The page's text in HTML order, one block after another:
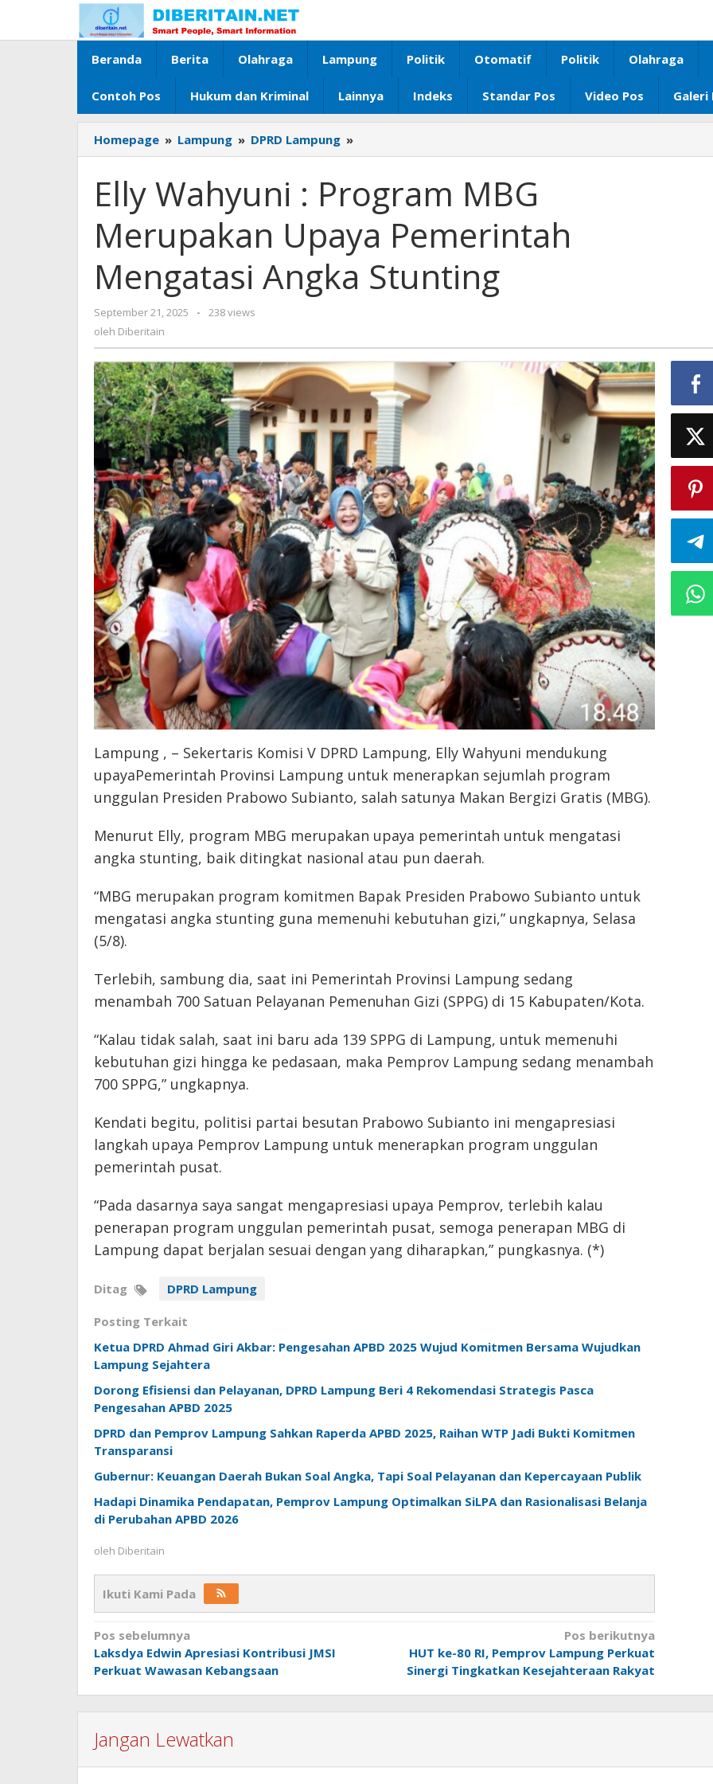
konten
Beranda Berita Olahraga Lampung Politik Otomatif Politik Olahraga
Contoh Pos Hukum dan Kriminal Lainnya Indeks Standar Pos Video Pos Galeri
Homepage » Lampung » DPRD Lampung »
Wahyuni
Program
MBG
Merupakan
Upaya
Pemerintah
Mengatasi
Elly Wahyuni : Program MBG
Merupakan Upaya Pemerintah
Mengatasi Angka Stunting
September 21, 2025
oleh
-
238 views
oleh Diberitain
Lampung , – Sekertaris Komisi V DPRD Lampung, Elly Wahyuni mendukung
upayaPemerintah Provinsi Lampung untuk menerapkan sejumlah program
unggulan Presiden Prabowo Subianto, salah satunya Makan Bergizi Gratis (MBG).
Menurut Elly, program MBG merupakan upaya pemerintah untuk mengatasi
angka stunting, baik ditingkat nasional atau pun daerah.
“MBG merupakan program komitmen Bapak Presiden Prabowo Subianto untuk
mengatasi angka stunting guna memenuhi kebutuhan gizi,” ungkapnya, Selasa
(5/8).
Terlebih, sambung dia, saat ini Pemerintah Provinsi Lampung sedang
menambah 700 Satuan Pelayanan Pemenuhan Gizi (SPPG) di 15 Kabupaten/Kota.
“Kalau tidak salah, saat ini baru ada 139 SPPG di Lampung, untuk memenuhi
kebutuhan gizi hingga ke pedasaan, maka Pemprov Lampung sedang menambah
700 SPPG,” ungkapnya.
Kendati begitu, politisi partai besutan Prabowo Subianto ini mengapresiasi
langkah upaya Pemprov Lampung untuk menerapkan program unggulan
pemerintah pusat.
“Pada dasarnya saya sangat mengapresiasi upaya Pemprov, terlebih kalau
penerapan program unggulan pemerintah pusat, semoga penerapan MBG di
Lampung dapat berjalan sesuai dengan yang diharapkan,” pungkasnya. (*)
Ditag DPRD Lampung
Posting Terkait
Ketua DPRD Ahmad Giri Akbar: Pengesahan APBD 2025 Wujud Komitmen Bersama Wujudkan
Lampung Sejahtera
Dorong Efisiensi dan Pelayanan, DPRD Lampung Beri 4 Rekomendasi Strategis Pasca
Pengesahan APBD 2025
DPRD dan Pemprov Lampung Sahkan Raperda APBD 2025, Raihan WTP Jadi Bukti Komitmen
Transparansi
Gubernur: Keuangan Daerah Bukan Soal Angka, Tapi Soal Pelayanan dan Kepercayaan Publik
Hadapi Dinamika Pendapatan, Pemprov Lampung Optimalkan SiLPA dan Rasionalisasi Belanja
di Perubahan APBD 2026
oleh Diberitain
Ikuti Kami Pada
Navigasi
pos
Pos sebelumnya
Laksdya Edwin Apresiasi Kontribusi JMSI
Perkuat Wawasan Kebangsaan
Pos berikutnya
HUT ke-80 RI, Pemprov Lampung Perkuat
Sinergi Tingkatkan Kesejahteraan Rakyat
Jangan Lewatkan